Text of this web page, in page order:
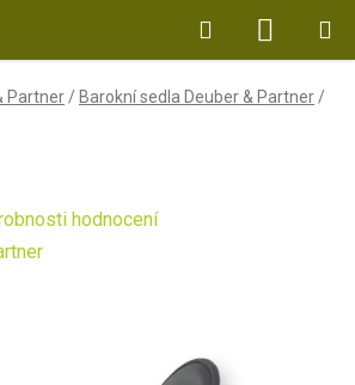
Hledat
KOŠÍK
Partner / Barokní sedla Deuber & Partner /
hodnocení